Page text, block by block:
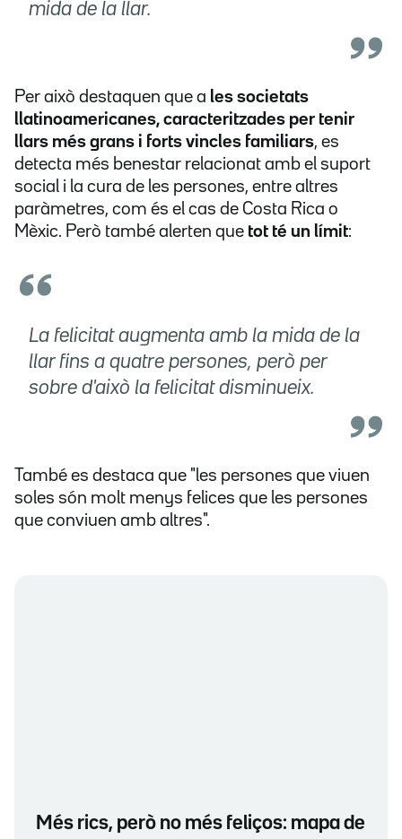
mida de la llar.
Per això destaquen que a les societats
llatinoamericanes, caracteritzades per tenir
llars més grans i forts vincles familiars, es
detecta més benestar relacionat amb el suport
social i la cura de les persones, entre altres
paràmetres, com és el cas de Costa Rica o
Mèxic. Però també alerten que tot té un límit:
La felicitat augmenta amb la mida de la
llar fins a quatre persones, però per
sobre d'això la felicitat disminueix.
També es destaca que "les persones que viuen
soles són molt menys felices que les persones
que conviuen amb altres".
Més rics, però no més feliços: mapa de